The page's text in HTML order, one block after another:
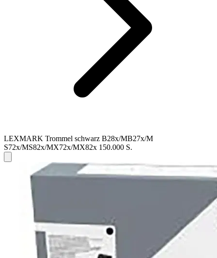
LEXMARK Trommel schwarz B28x/MB27x/M
S72x/MS82x/MX72x/MX82x 150.000 S.